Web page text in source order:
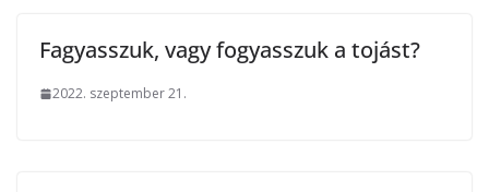
Fagyasszuk, vagy fogyasszuk a tojást?
2022. szeptember 21.